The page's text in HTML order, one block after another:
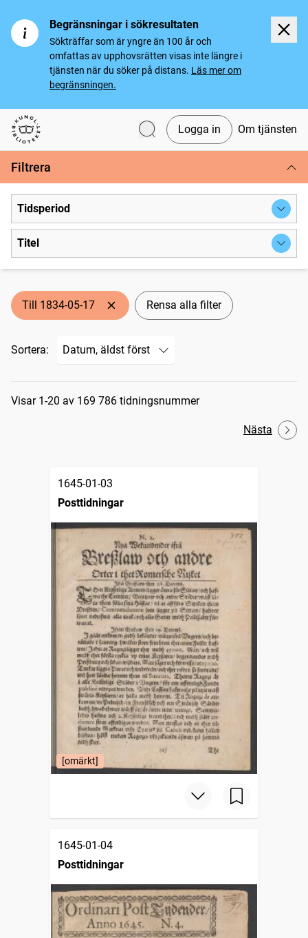
Begränsningar i sökresultaten
Sökträffar som är yngre än 100 år och
omfattas av upphovsrätten visas inte längre i
tjänsten när du söker på distans. Läs mer om
begränsningen.
Svenska tidningar
Logga in Om tjänsten
Filtrera
Tidsperiod
Titel
Till 1834-05-17 Rensa alla filter
Sortera:
Sökresultat
Visar 1-20 av 169 786 tidningsnummer
Nästa
1645-01-03
Posttidningar
[omärkt]
1645-01-04
Posttidningar